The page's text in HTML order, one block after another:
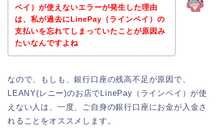
ペイ）が使えないエラーが発生した理由
は、私が過去にLinePay（ラインペイ）の
支払いを忘れてしまっていたことが原因み
たいなんですよね
なので、もしも、銀行口座の残高不足が原因で、
LEANY(レニー)のお店でLinePay（ラインペイ）が使
えない人は、一度、ご自身の銀行口座にお金が入金さ
れることをオススメします。